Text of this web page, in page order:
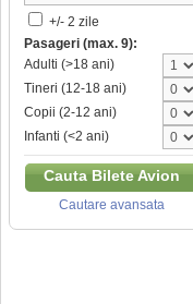
+/- 2 zile
Pasageri (max. 9):
Adulti (>18 ani)
Tineri (12-18 ani)
Copii (2-12 ani)
Infanti (<2 ani)
Cauta Bilete Avion
Cautare avansata